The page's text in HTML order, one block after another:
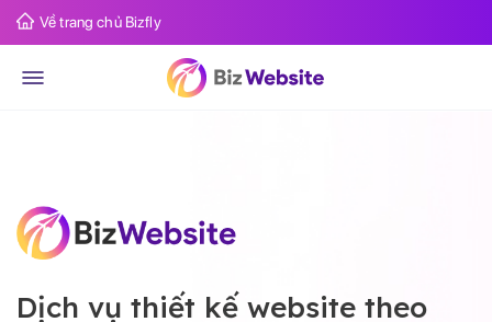
Về trang chủ Bizfly
Dịch vụ thiết kế website theo